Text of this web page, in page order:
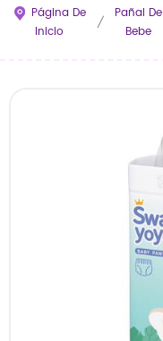
Página De
Inicio
/
Pañal De
Bebe